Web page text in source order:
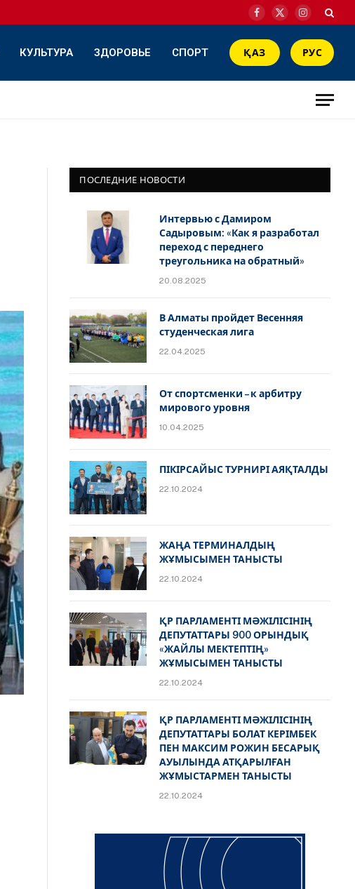
Facebook
X
Instagram
КУЛЬТУРА ЗДОРОВЬЕ СПОРТ ҚАЗ РУС
ПОСЛЕДНИЕ НОВОСТИ
Интервью с Дамиром
Садыровым: «Как я разработал
переход с переднего
треугольника на обратный»
20.08.2025
В Алматы пройдет Весенняя
студенческая лига
22.04.2025
От спортсменки – к арбитру
мирового уровня
10.04.2025
ПІКІРСАЙЫС ТУРНИРІ АЯҚТАЛДЫ
22.10.2024
ЖАҢА ТЕРМИНАЛДЫҢ
ЖҰМЫСЫМЕН ТАНЫСТЫ
22.10.2024
ҚР ПАРЛАМЕНТІ МӘЖІЛІСІНІҢ
ДЕПУТАТТАРЫ 900 ОРЫНДЫҚ
«ЖАЙЛЫ МЕКТЕПТІҢ»
ЖҰМЫСЫМЕН ТАНЫСТЫ
22.10.2024
ҚР ПАРЛАМЕНТІ МӘЖІЛІСІНІҢ
ДЕПУТАТТАРЫ БОЛАТ КЕРІМБЕК
ПЕН МАКСИМ РОЖИН БЕСАРЫҚ
АУЫЛЫНДА АТҚАРЫЛҒАН
ЖҰМЫСТАРМЕН ТАНЫСТЫ
22.10.2024